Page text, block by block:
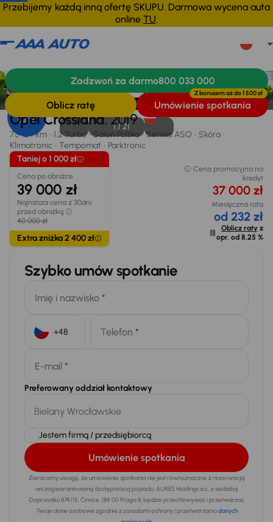
Przebijemy każdą inną ofertę SKUPU. Darmowa wycena auta
online TU.
Taniej o 1 000 zł
8,25 %
1 /21
Opel Crossland, 2019
75 124 km 1.2 Turbo Salon Polska Serwis ASO
Skóra
Klimatronic
Tempomat
Parktronic
Taniej o 1 000 zł
Cena po obniżce
39 000 zł
Najniższa cena z 30dni
przed obniżką
40 000 zł
Extra zniżka 2 400 zł
Cena promocyjna na
kredyt
37 000 zł
Miesięczna rata
od 232 zł
Oblicz raty z
opr. od 8,25 %
Szybko umów spotkanie
Imię i nazwisko *
Telefon *
E-mail *
Preferowany oddział kontaktowy
Jestem firmą / przedsiębiorcą
Umówienie spotkania
Zwracamy uwagę, że umówienie spotkania nie jest równoznaczne z rezerwacją
ani zagwarantowaną dostępnością pojazdu. AURES Holdings a.s., z siedzibą
Dopraváků 874/15, Čimice, 184 00 Praga 8, będzie przechowywać i przetwarzać
Twoje dane osobowe zgodnie z zasadami ochrony i przetwarzaniadanych
WyposażenieZalety samochoduFinansowanie
Zadzwoń za darmo800 033 000
Oblicz ratę Umówienie spotkania
Z bonusem aż do1 500 zł